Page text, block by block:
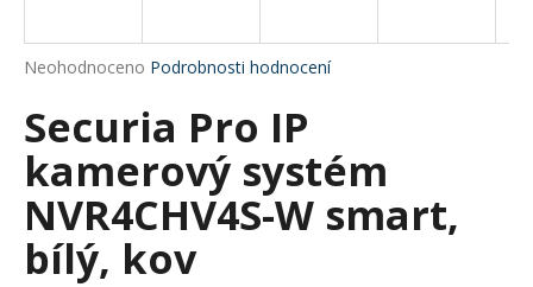
Průměrné
produktu
je
0,0
5
hvězdiček.
Neohodnoceno Podrobnosti hodnocení
Securia Pro IP
kamerový systém
NVR4CHV4S-W smart,
bílý, kov
j
t
?
HLEDAT